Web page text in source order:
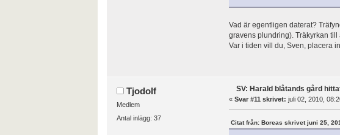
Vad är egentligen daterat?
gravens plundring). Träkyrkan
Var i tiden vill du, Sven, placera
Tjodolf
Medlem
Antal inlägg: 37
SV: Harald blåtands gård
« Svar #11 skrivet: juli 02, 2010,
Citat från: Boreas skrivet juni 25,